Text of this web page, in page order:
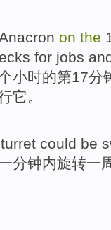
on the
for jobs
小时的第17分
它。
turret could be
分钟内旋转一